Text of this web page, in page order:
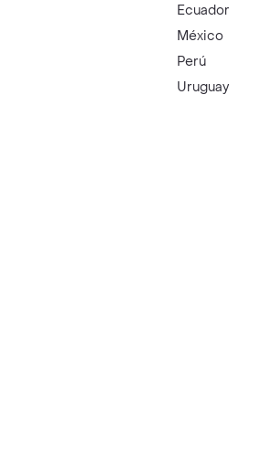
Ecuador
México
Perú
Uruguay